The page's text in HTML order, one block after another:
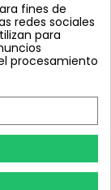
tronco
fines de
redes sociales
para
procesamiento